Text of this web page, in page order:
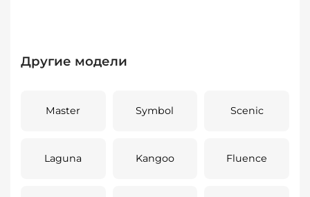
Другие модели
Master Symbol Scenic
Laguna Kangoo Fluence